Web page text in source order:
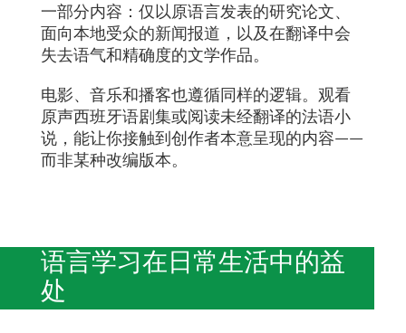
一部分内容：仅以原语言发表的研究论文、
面向本地受众的新闻报道，以及在翻译中会
失去语气和精确度的文学作品。
电影、音乐和播客也遵循同样的逻辑。观看
原声西班牙语剧集或阅读未经翻译的法语小
说，能让你接触到创作者本意呈现的内容——
而非某种改编版本。
语言学习在日常生活中的益
处